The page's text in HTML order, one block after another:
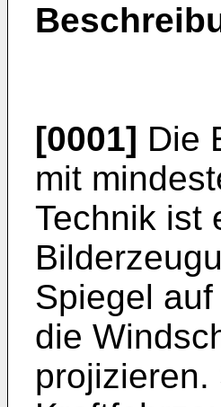
[0001] Die
mit
Technik ist
Spiegel
die